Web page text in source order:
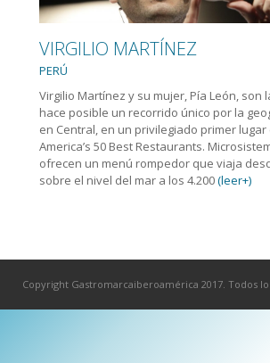
VIRGILIO MARTÍNEZ
PERÚ
Virgilio Martínez y su mujer, Pía León, son
hace posible un recorrido único por la
en Central, en un privilegiado primer lugar
America’s 50 Best Restaurants.
ofrecen un menú rompedor que viaja
sobre el nivel del mar a los 4.200(leer+)
Copyright Gastromarcaiberoamérica 2017. Todos